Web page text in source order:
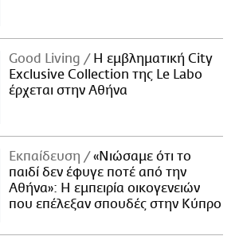
Good Living
Η εμβληματική City
Exclusive Collection της Le Labo
έρχεται στην Αθήνα
Εκπαίδευση
«Νιώσαμε ότι το
παιδί δεν έφυγε ποτέ από την
Αθήνα»: Η εμπειρία οικογενειών
που επέλεξαν σπουδές στην Κύπρο